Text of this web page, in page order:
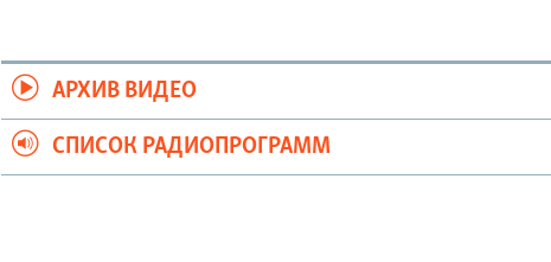
АРХИВ ВИДЕО
СПИСОК РАДИОПРОГРАММ